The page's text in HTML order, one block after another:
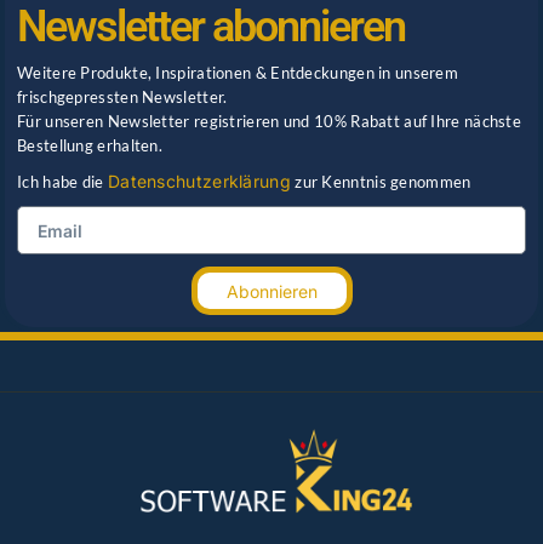
Newsletter abonnieren
Weitere Produkte, Inspirationen & Entdeckungen in unserem
frischgepressten Newsletter.
Für unseren Newsletter registrieren und 10% Rabatt auf Ihre nächste
Bestellung erhalten.
Ich habe die Datenschutzerklärung zur Kenntnis genommen
Abonnieren